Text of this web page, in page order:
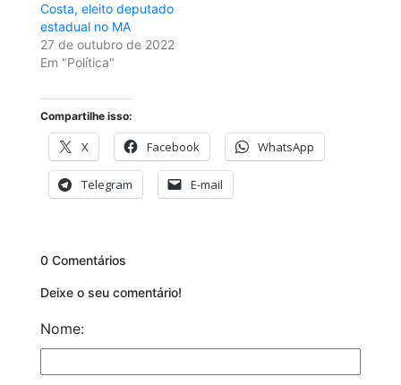
Costa, eleito deputado
estadual no MA
27 de outubro de 2022
Em "Política"
Compartilhe isso:
X Facebook WhatsApp
Telegram E-mail
0 Comentários
Deixe o seu comentário!
Nome: